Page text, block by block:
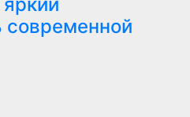
современной